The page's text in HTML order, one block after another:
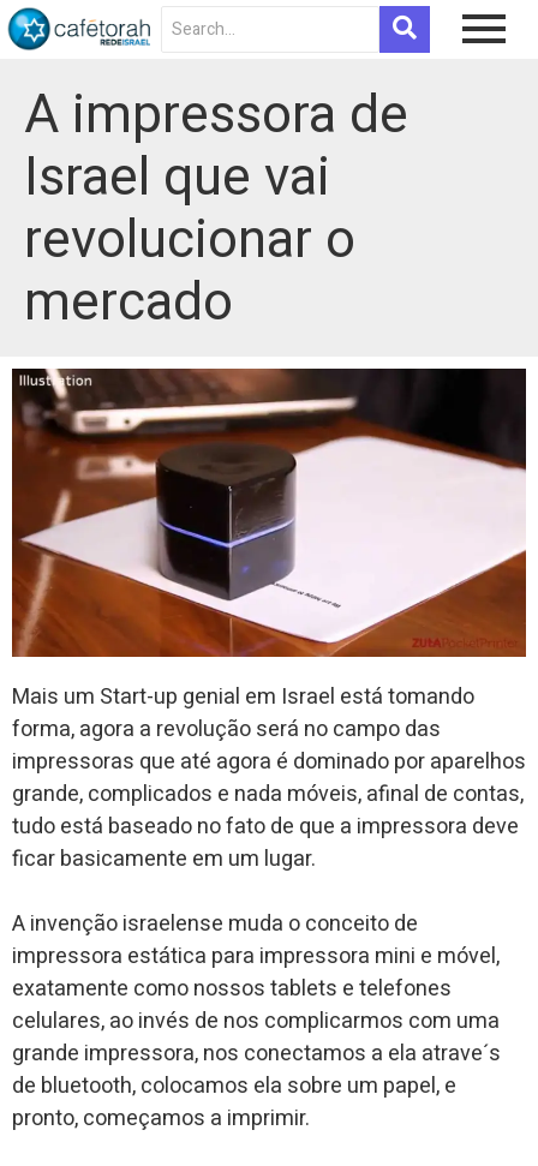
A impressora de
Israel que vai
revolucionar o
mercado
Mais um Start-up genial em Israel está tomando
forma, agora a revolução será no campo das
impressoras que até agora é dominado por aparelhos
grande, complicados e nada móveis, afinal de contas,
tudo está baseado no fato de que a impressora deve
ficar basicamente em um lugar.
A invenção israelense muda o conceito de
impressora estática para impressora mini e móvel,
exatamente como nossos tablets e telefones
celulares, ao invés de nos complicarmos com uma
grande impressora, nos conectamos a ela atrave´s
de bluetooth, colocamos ela sobre um papel, e
pronto, começamos a imprimir.